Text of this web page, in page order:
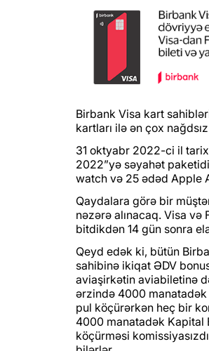
Birbank Visa kart
kartları ilə ən çox
31 oktyabr 2022-ci il
2022”yə səyahət
watch və 25 ədəd Apple
Qaydalara görə bir
nəzərə alınacaq. Visa
bitdikdən 14 gün sonra
Qeyd edək ki, bütün
sahibinə ikiqat ƏDV
aviaşirkətin aviabiletinə
ərzində 4000 manatadək
pul köçürərkən heç bir
4000 manatadək Kapital
köçürməsi